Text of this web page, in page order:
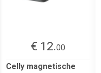
€ 12.00
Celly magnetische